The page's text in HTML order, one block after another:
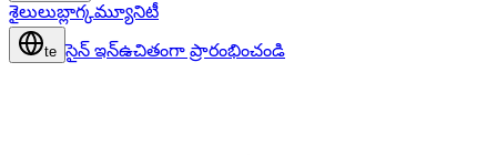
శైలులుబ్లాగ్కమ్యూనిటీ
te సైన్ ఇన్ఉచితంగా ప్రారంభించండి